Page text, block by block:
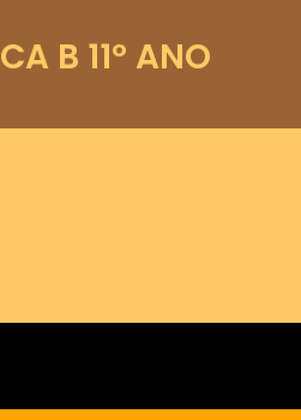
B 11º ANO